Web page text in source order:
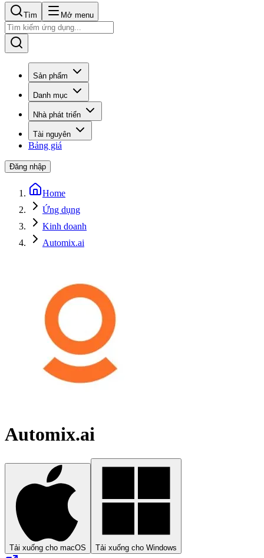
Tìm Mở menu
Sản phẩm
Danh mục
Nhà phát triển
Tài nguyên
Bảng giá
Đăng nhập
Home
Ứng dụng
Kinh doanh
Automix.ai
Automix.ai
Tải xuống cho macOS Tải xuống cho Windows